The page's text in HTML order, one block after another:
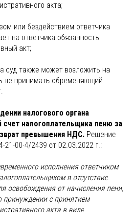
акта;
или бездействием ответчика
на ответчика обязанность
акт;
суд также может возложить на
не принимать обременяющий
налогового органа
счет налогоплательщика пеню за
превышения НДС. Решение
00-4/2439 от 02.03.2022 г.:
исполнения ответчиком
в отсутствие
освобождения от начисления пени,
принуждении с принятием
акта в виде